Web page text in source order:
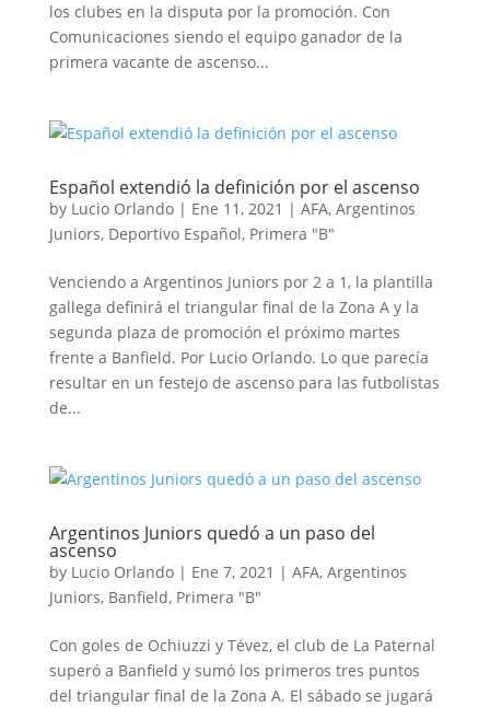
los clubes en la disputa por la promoción. Con
Comunicaciones siendo el equipo ganador de la
primera vacante de ascenso...
Español extendió la definición por el ascenso
by Lucio Orlando| Ene 11, 2021 | AFA, Argentinos
Juniors, Deportivo Español, Primera "B"
Venciendo a Argentinos Juniors por 2 a 1, la plantilla
gallega definirá el triangular final de la Zona A y la
segunda plaza de promoción el próximo martes
frente a Banfield. Por Lucio Orlando. Lo que parecía
resultar en un festejo de ascenso para las futbolistas
de...
Argentinos Juniors quedó a un paso del
ascenso
by Lucio Orlando| Ene 7, 2021 | AFA, Argentinos
Juniors, Banfield, Primera "B"
Con goles de Ochiuzzi y Tévez, el club de La Paternal
superó a Banfield y sumó los primeros tres puntos
del triangular final de la Zona A. El sábado se jugará